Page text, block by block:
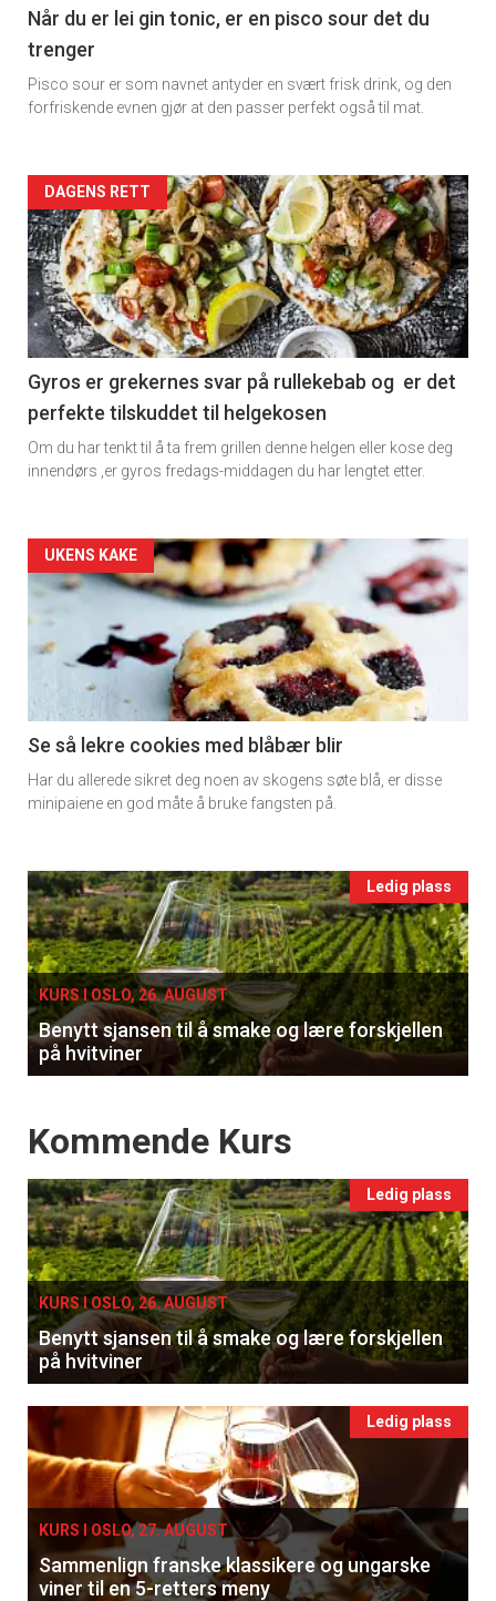
11
Dagens
rett
Når du er lei gin tonic, er en pisco sour det du
trenger
Pisco sour er som navnet antyder en svært frisk drink, og den
forfriskende evnen gjør at den passer perfekt også til mat.
Artikler
detail
-
section
11
Dagens
rett
DAGENS RETT
Gyros er grekernes svar på rullekebab og er det
perfekte tilskuddet til helgekosen
Om du har tenkt til å ta frem grillen denne helgen eller kose deg
innendørs ,er gyros fredags-middagen du har lengtet etter.
Artikler
detail
-
section
11
Ukens
UKENS KAKE
Se så lekre cookies med blåbær blir
Har du allerede sikret deg noen av skogens søte blå, er disse
minipaiene en god måte å bruke fangsten på.
Events
single
Ledig plass
KURS I OSLO, 26. AUGUST
Benytt sjansen til å smake og lære forskjellen
på hvitviner
Events
Kommende Kurs
Ledig plass
KURS I OSLO, 26. AUGUST
Benytt sjansen til å smake og lære forskjellen
på hvitviner
Ledig plass
KURS I OSLO, 27. AUGUST
Sammenlign franske klassikere og ungarske
viner til en 5-retters meny